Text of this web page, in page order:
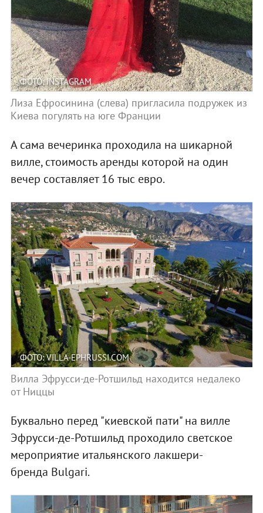
ФОТО: INSTAGRAM
Лиза Ефросинина (слева) пригласила подружек из
Киева погулять на юге Франции
А сама вечеринка проходила на шикарной
вилле, стоимость аренды которой на один
вечер составляет 16 тыс евро.
ФОТО: VILLA-EPHRUSSI.COM
Вилла Эфрусси-де-Ротшильд находится недалеко
от Ниццы
Буквально перед "киевской пати" на вилле
Эфрусси-де-Ротшильд проходило светское
мероприятие итальянского лакшери-
бренда Bulgari.